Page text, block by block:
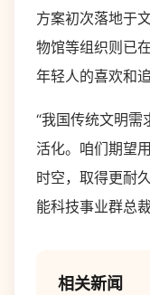
方案初次落地于
物馆等组织则已
年轻人的喜欢和追
“我国传统文明需
活化。咱们期望
时空，取得更耐
能科技事业群总
相关新闻